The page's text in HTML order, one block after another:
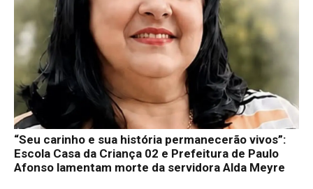
“Seu carinho e sua história permanecerão vivos”:
Escola Casa da Criança 02 e Prefeitura de Paulo
Afonso lamentam morte da servidora Alda Meyre